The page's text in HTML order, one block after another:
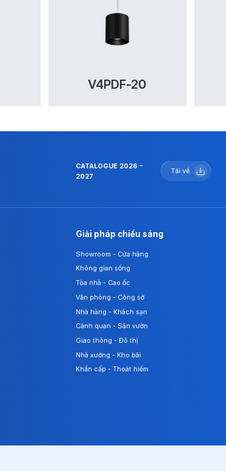
V4PDF-20
CATALOGUE 2026 -
2027
Tải về
Giải pháp chiếu sáng
Showroom - Cửa hàng
Không gian sống
Tòa nhà - Cao ốc
Văn phòng - Công sở
Nhà hàng - Khách sạn
Cảnh quan - Sân vườn
Giao thông - Đô thị
Nhà xưởng - Kho bãi
Khẩn cấp - Thoát hiểm